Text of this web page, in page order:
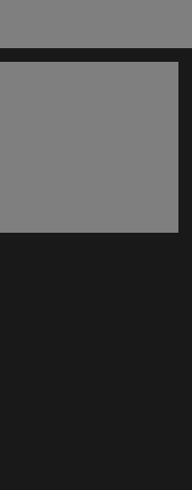
en nueva ventana)
en nueva ventana)